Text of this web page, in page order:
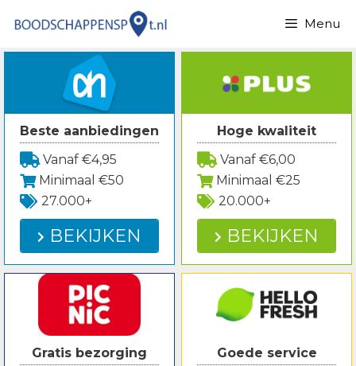
naar
Menu
Beste aanbiedingen
Vanaf €4,95
Minimaal €50
27.000+
BEKIJKEN
Hoge kwaliteit
Vanaf €6,00
Minimaal €25
20.000+
BEKIJKEN
Gratis bezorging
Goede service